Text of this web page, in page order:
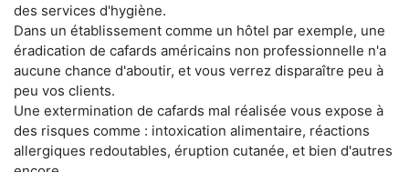
des services d'hygiène.
Dans un établissement comme un hôtel par exemple, une
éradication de cafards américains non professionnelle n'a
aucune chance d'aboutir, et vous verrez disparaître peu à
peu vos clients.
Une extermination de cafards mal réalisée vous expose à
des risques comme : intoxication alimentaire, réactions
allergiques redoutables, éruption cutanée, et bien d'autres